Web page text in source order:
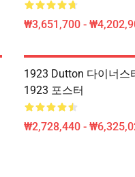
₩3,651,700 -
1923 Dutton 다이너스
1923 포스터
₩2,728,440 -